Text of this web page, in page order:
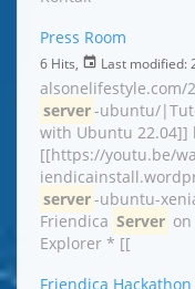
Press Room
6 Hits, Last modified:
alsonelifestyle.com/
server-ubuntu/
with Ubuntu 22.04]]
[[https://youtu.be/
server-ubuntu-
Friendica Server
Explorer * [[
Friendica Hackathon